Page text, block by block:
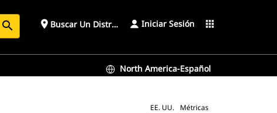
search place Buscar Un Distribuidor Iniciar Sesión apps
North America-Español
EE. UU. Métricas